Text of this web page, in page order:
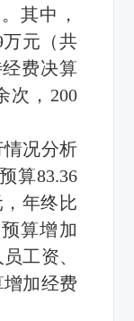
其中，
元（共
费决算
次，200
情况分析
算83.36
年终比
算增加
工资、
加经费
费。